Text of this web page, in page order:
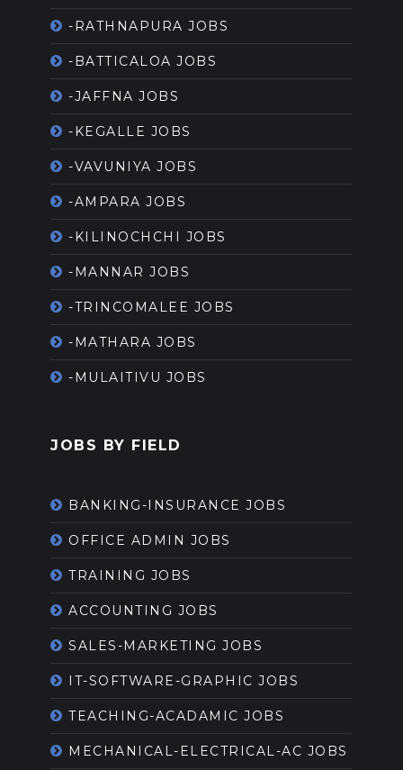
-RATHNAPURA JOBS
-BATTICALOA JOBS
-JAFFNA JOBS
-KEGALLE JOBS
-VAVUNIYA JOBS
-AMPARA JOBS
-KILINOCHCHI JOBS
-MANNAR JOBS
-TRINCOMALEE JOBS
-MATHARA JOBS
-MULAITIVU JOBS
JOBS BY FIELD
BANKING-INSURANCE JOBS
OFFICE ADMIN JOBS
TRAINING JOBS
ACCOUNTING JOBS
SALES-MARKETING JOBS
IT-SOFTWARE-GRAPHIC JOBS
TEACHING-ACADAMIC JOBS
MECHANICAL-ELECTRICAL-AC JOBS